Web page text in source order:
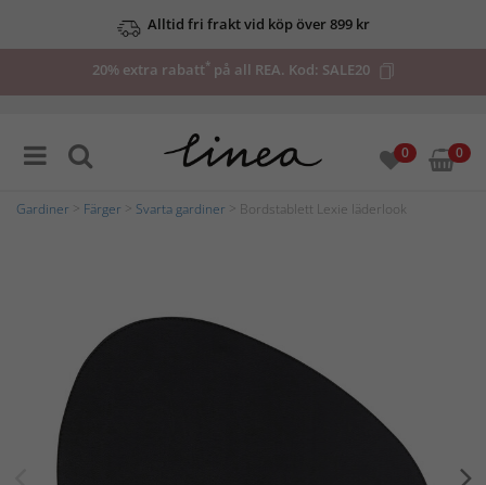
Alltid fri frakt vid köp över 899 kr
20% extra rabatt*på all REA. Kod: SALE20
0 0
Gardiner Färger Svarta gardiner > Bordstablett Lexie läderlook